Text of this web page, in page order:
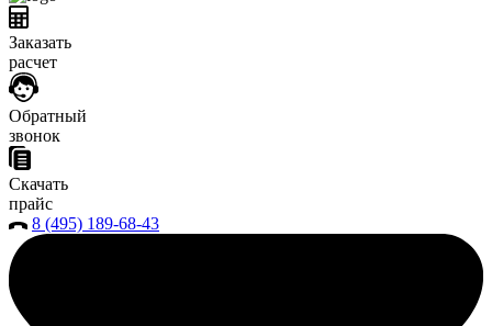
Заказать
расчет
Обратный
звонок
Скачать
прайс
8 (495) 189-68-43